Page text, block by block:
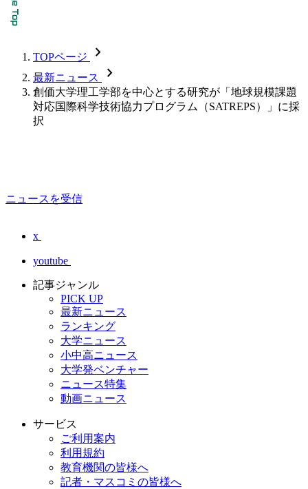
TOPページ chevron_forward
最新ニュース chevron_forward
創価大学理工学部を中心とする研究が「地球規模課題
対応国際科学技術協力プログラム（SATREPS）」に採
択
ニュースを受信
x
youtube
記事ジャンル
PICK UP
最新ニュース
ランキング
大学ニュース
小中高ニュース
大学発ベンチャー
ニュース特集
動画ニュース
サービス
ご利用案内
利用規約
教育機関の皆様へ
記者・マスコミの皆様へ